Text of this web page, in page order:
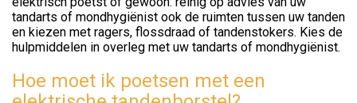
tandarts of mondhygiënist ook de ruimten tussen uw tanden
en kiezen met ragers, flossdraad of tandenstokers. Kies de
hulpmiddelen in overleg met uw tandarts of mondhygiënist.
Hoe moet ik poetsen met een